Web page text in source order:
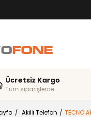
Ücretsiz Kargo
Tüm siparişlerde
Akıllı Telefon TECNO